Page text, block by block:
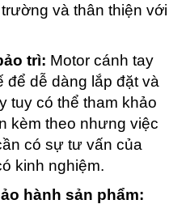
và thân thiện với
trì: Motor cánh tay
để dễ dàng lắp đặt và
tuy có thể tham khảo
kèm theo nhưng việc
có sự tư vấn của
kinh nghiệm.
hành sản phẩm: